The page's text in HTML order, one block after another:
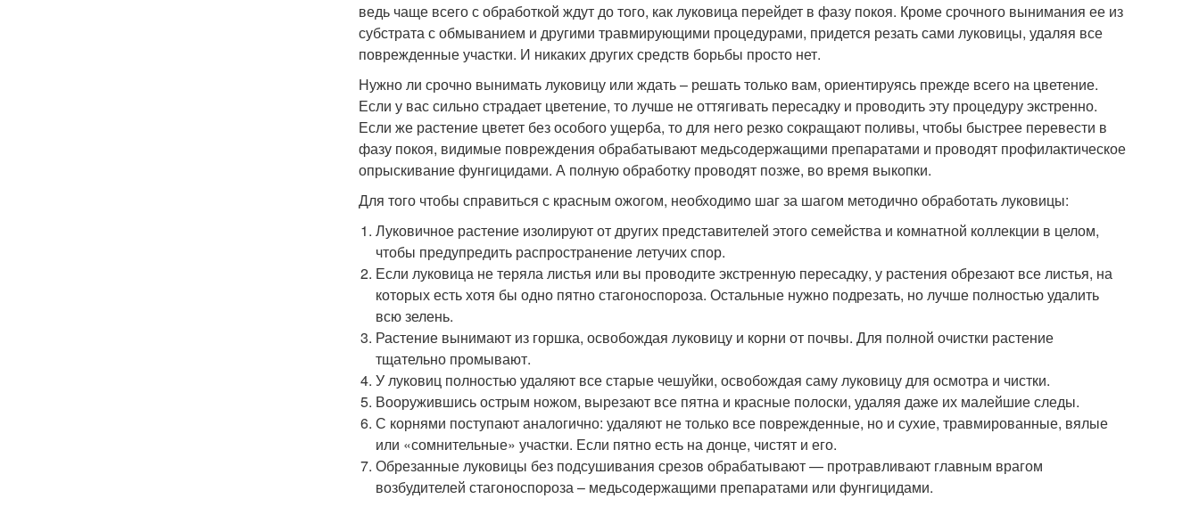
ведь чаще всего с обработкой ждут до того, как луковица перейдет в фазу покоя. Кроме срочного вынимания ее из
субстрата с обмыванием и другими травмирующими процедурами, придется резать сами луковицы, удаляя все
поврежденные участки. И никаких других средств борьбы просто нет.
Нужно ли срочно вынимать луковицу или ждать – решать только вам, ориентируясь прежде всего на цветение.
Если у вас сильно страдает цветение, то лучше не оттягивать пересадку и проводить эту процедуру экстренно.
Если же растение цветет без особого ущерба, то для него резко сокращают поливы, чтобы быстрее перевести в
фазу покоя, видимые повреждения обрабатывают медьсодержащими препаратами и проводят профилактическое
опрыскивание фунгицидами. А полную обработку проводят позже, во время выкопки.
Для того чтобы справиться с красным ожогом, необходимо шаг за шагом методично обработать луковицы:
Луковичное растение изолируют от других представителей этого семейства и комнатной коллекции в целом,
чтобы предупредить распространение летучих спор.
Если луковица не теряла листья или вы проводите экстренную пересадку, у растения обрезают все листья, на
которых есть хотя бы одно пятно стагоноспороза. Остальные нужно подрезать, но лучше полностью удалить
всю зелень.
Растение вынимают из горшка, освобождая луковицу и корни от почвы. Для полной очистки растение
тщательно промывают.
У луковиц полностью удаляют все старые чешуйки, освобождая саму луковицу для осмотра и чистки.
Вооружившись острым ножом, вырезают все пятна и красные полоски, удаляя даже их малейшие следы.
С корнями поступают аналогично: удаляют не только все поврежденные, но и сухие, травмированные, вялые
или «сомнительные» участки. Если пятно есть на донце, чистят и его.
Обрезанные луковицы без подсушивания срезов обрабатывают — протравливают главным врагом
возбудителей стагоноспороза – медьсодержащими препаратами или фунгицидами.